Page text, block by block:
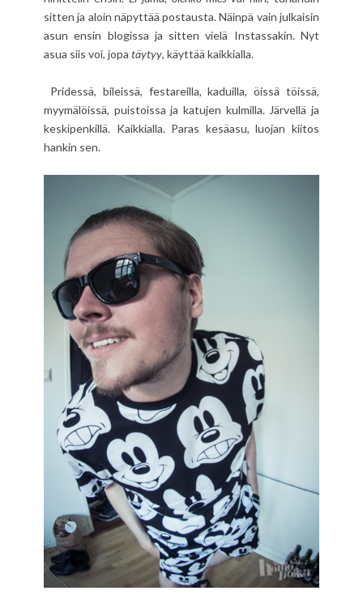
sitten ja aloin näpyttää postausta. Näinpä vain julkaisin
asun ensin blogissa ja sitten vielä Instassakin. Nyt
asua siis voi, jopa täytyy, käyttää kaikkialla.
Pridessä, bileissä, festareilla, kaduilla, öissä töissä,
myymälöissä, puistoissa ja katujen kulmilla. Järvellä ja
keskipenkillä. Kaikkialla. Paras kesäasu, luojan kiitos
hankin sen.